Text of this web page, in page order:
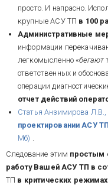
просто. И напрасно.
крупные АСУ ТП в 100
Административные
информации
легкомысленно «бегают
ответственных и
операции
отчет действий
Статья Анзимирова
проектировании АСУ
Мб) .
Следование этим простым
работу Вашей АСУ ТП в
ТП в критических режимах